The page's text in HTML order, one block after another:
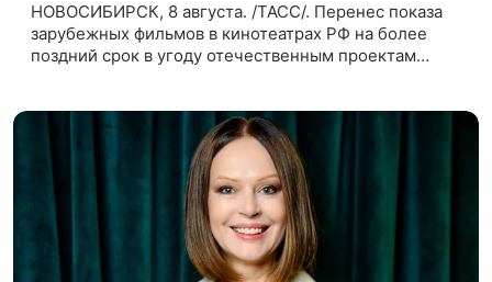
НОВОСИБИРСК, 8 августа. /ТАСС/. Перенес показа
зарубежных фильмов в кинотеатрах РФ на более
поздний срок в угоду отечественным проектам